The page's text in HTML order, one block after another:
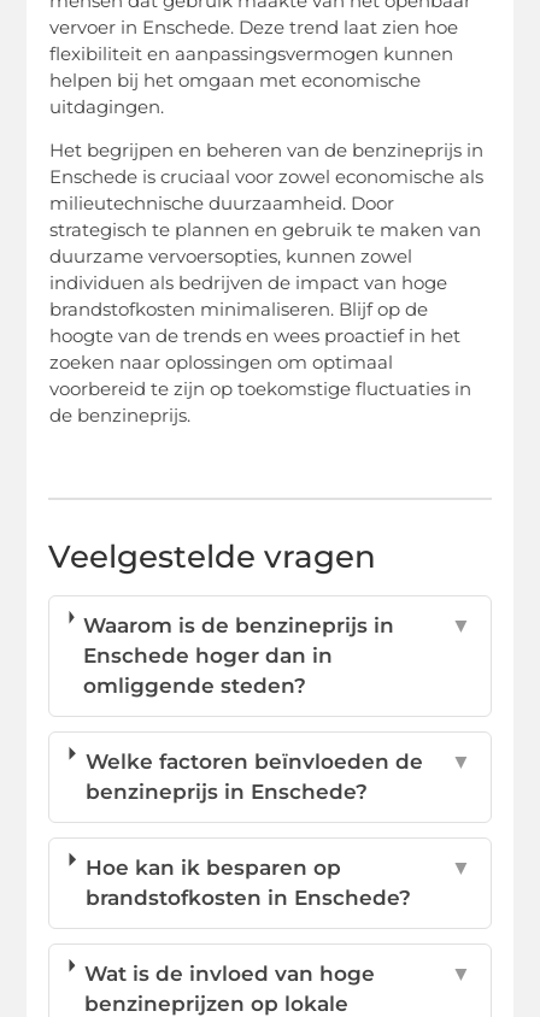
vervoer in Enschede. Deze trend laat zien hoe
flexibiliteit en aanpassingsvermogen kunnen
helpen bij het omgaan met economische
uitdagingen.
Het begrijpen en beheren van de benzineprijs in
Enschede is cruciaal voor zowel economische als
milieutechnische duurzaamheid. Door
strategisch te plannen en gebruik te maken van
duurzame vervoersopties, kunnen zowel
individuen als bedrijven de impact van hoge
brandstofkosten minimaliseren. Blijf op de
hoogte van de trends en wees proactief in het
zoeken naar oplossingen om optimaal
voorbereid te zijn op toekomstige fluctuaties in
de benzineprijs.
Veelgestelde vragen
Waarom is de benzineprijs in
Enschede hoger dan in
omliggende steden?
▼
Welke factoren beïnvloeden de
benzineprijs in Enschede?
▼
Hoe kan ik besparen op
brandstofkosten in Enschede?
▼
Wat is de invloed van hoge
benzineprijzen op lokale
▼